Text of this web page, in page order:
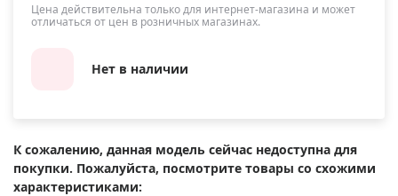
Цена действительна только для интернет-магазина и может
отличаться от цен в розничных магазинах.
Нет в наличии
К сожалению, данная модель сейчас недоступна для
покупки. Пожалуйста, посмотрите товары со схожими
характеристиками: